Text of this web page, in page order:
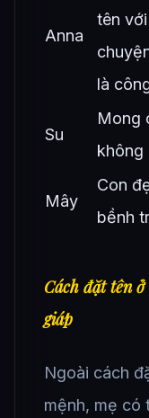
Anna
tên
là
Su
Mong
không
Mây
Con
bềnh
Cách đặt tên ở
giáp
Ngoài cách
mệnh, mẹ có